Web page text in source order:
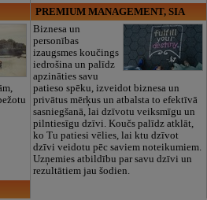
PREMIUM MANAGEMENT, SIA
Biznesa un
personības
izaugsmes koučings
iedrošina un palīdz
apzināties savu
patieso spēku, izveidot biznesa un
privātus mērķus un atbalsta to efektīvā
sasniegšanā, lai dzīvotu veiksmīgu un
pilntiesīgu dzīvi. Koučs palīdz atklāt,
ko Tu patiesi vēlies, lai ktu dzīvot
dzīvi veidotu pēc saviem noteikumiem.
Uzņemies atbildību par savu dzīvi un
rezultātiem jau šodien.